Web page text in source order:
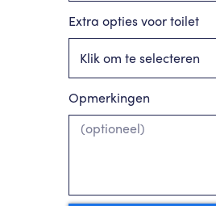
Extra opties voor toilet
Klik om te selecteren
Opmerkingen